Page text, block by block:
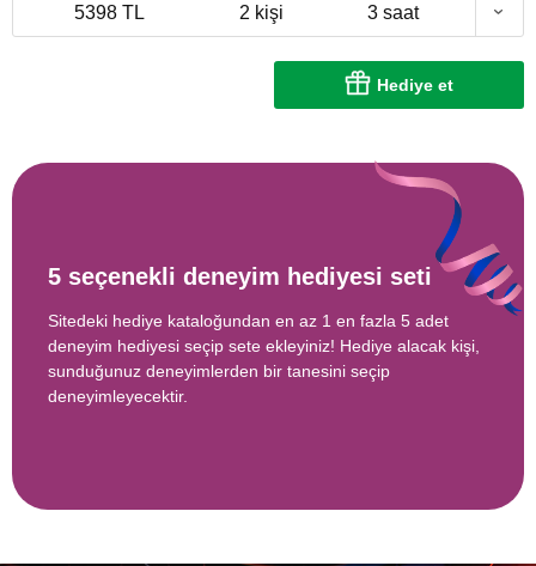
5398 TL 2 kişi 3 saat
Hediye et
5 seçenekli deneyim hediyesi seti
Sitedeki hediye kataloğundan en az 1 en fazla 5 adet
deneyim hediyesi seçip sete ekleyiniz! Hediye alacak kişi,
sunduğunuz deneyimlerden bir tanesini seçip
deneyimleyecektir.